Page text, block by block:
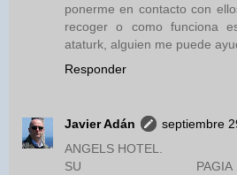
ponerme en contacto con
recoger o como funciona
ataturk, alguien me puede
Responder
Javier Adán
septiembre
ANGELS HOTEL.
SU